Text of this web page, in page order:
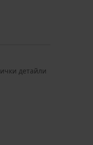
детайли